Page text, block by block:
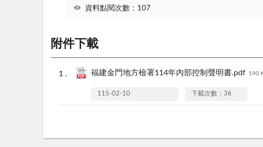
資料點閱次數：107
附件下載
福建金門地方檢署114年內部控制聲明書.pdf 190
115-02-10 下載次數：36